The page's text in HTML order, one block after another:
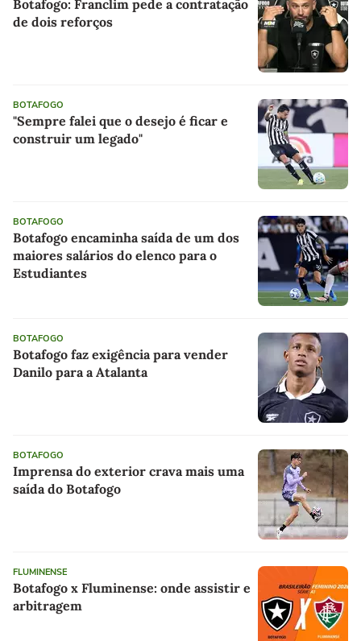
Botafogo: Franclim pede a contratação
de dois reforços
BOTAFOGO
"Sempre falei que o desejo é ficar e
construir um legado"
BOTAFOGO
Botafogo encaminha saída de um dos
maiores salários do elenco para o
Estudiantes
BOTAFOGO
Botafogo faz exigência para vender
Danilo para a Atalanta
BOTAFOGO
Imprensa do exterior crava mais uma
saída do Botafogo
FLUMINENSE
Botafogo x Fluminense: onde assistir e
arbitragem